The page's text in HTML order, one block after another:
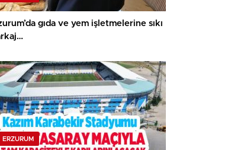
gıda ve yem işletmelerine sıkı
ERZURUM